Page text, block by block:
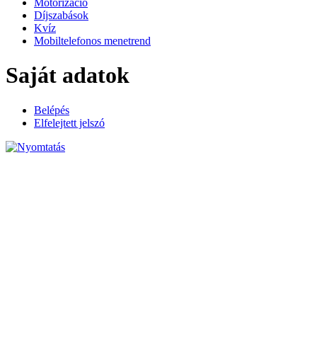
Díjszabások
Kvíz
Mobiltelefonos menetrend
Saját adatok
Belépés
Elfelejtett jelszó